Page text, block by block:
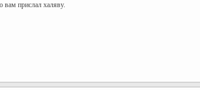
вам прислал халяву.